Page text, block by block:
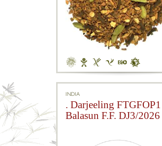
INDIA
. Darjeeling FTGFOP1
Balasun F.F. DJ3/2026